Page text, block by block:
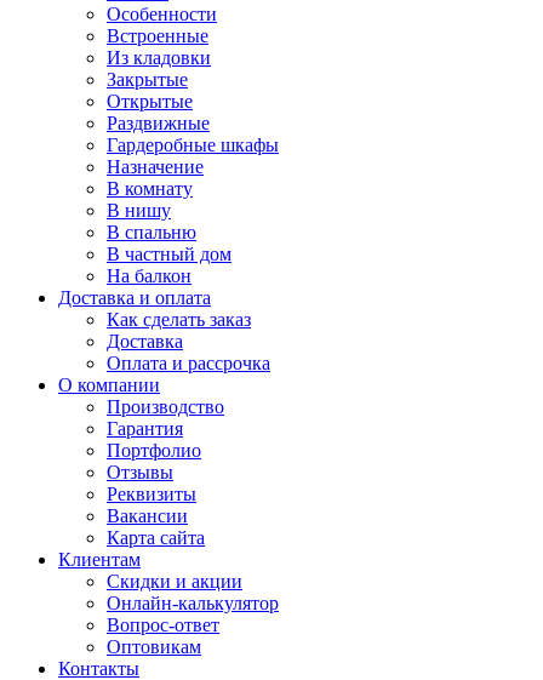
Особенности
Встроенные
Из кладовки
Закрытые
Открытые
Раздвижные
Гардеробные шкафы
Назначение
В комнату
В нишу
В спальню
В частный дом
На балкон
Доставка и оплата
Как сделать заказ
Доставка
Оплата и рассрочка
О компании
Производство
Гарантия
Портфолио
Отзывы
Реквизиты
Вакансии
Карта сайта
Клиентам
Скидки и акции
Онлайн-калькулятор
Вопрос-ответ
Оптовикам
Контакты